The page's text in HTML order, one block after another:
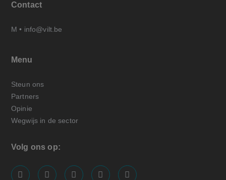
Contact
M • info@vilt.be
Menu
Steun ons
Partners
Opinie
Wegwijs in de sector
Volg ons op: